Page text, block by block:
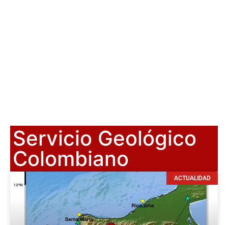
Servicio Geológico
Colombiano
ACTUALIDAD